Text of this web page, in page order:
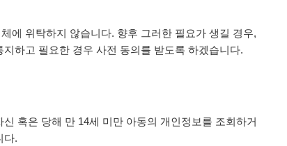
에 위탁하지 않습니다. 향후 그러한 필요가 생길 경우,
하고 필요한 경우 사전 동의를 받도록 하겠습니다.
혹은 당해 만 14세 미만 아동의 개인정보를 조회하거
다.